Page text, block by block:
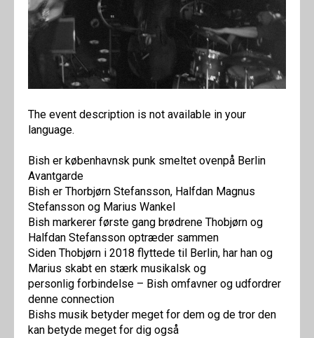
The event description is not available in your
language.
Bish er københavnsk punk smeltet ovenpå Berlin
Avantgarde
Bish er Thorbjørn Stefansson, Halfdan Magnus
Stefansson og Marius Wankel
Bish markerer første gang brødrene Thobjørn og
Halfdan Stefansson optræder sammen
Siden Thobjørn i 2018 flyttede til Berlin, har han og
Marius skabt en stærk musikalsk og
personlig forbindelse – Bish omfavner og udfordrer
denne connection
Bishs musik betyder meget for dem og de tror den
kan betyde meget for dig også